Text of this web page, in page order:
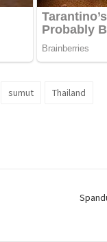
sumut Thailand